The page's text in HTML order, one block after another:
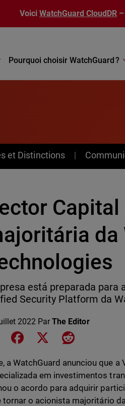
Voici WatchGuard CloudDR
Pourquoi choisir WatchGuard ?
et Distinctions
da
está preparada para
Security Platform da
2022 ParThe Editor
Share on LinkedIn
Share on Facebook
Share on XShare on
a WatchGuard anunciou que
em investimentos
o acordo para adquirir
tornar o acionista majoritário